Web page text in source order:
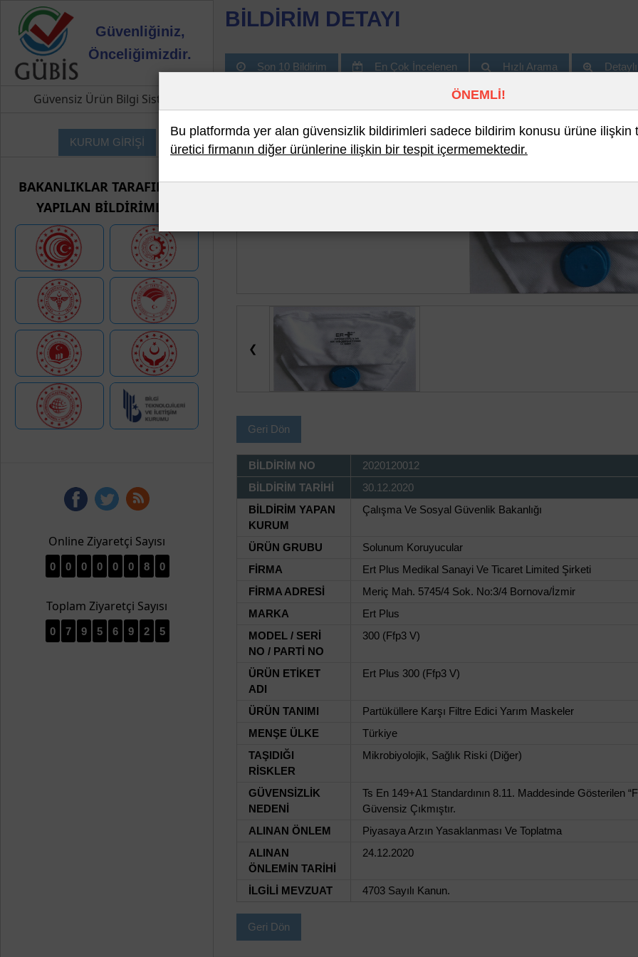
Güvenliğiniz,
Önceliğimizdir.
Güvensiz Ürün Bilgi Sistemi
KURUM GİRİŞİ
BAKANLIKLAR TARAFINDAN
YAPILAN BİLDİRİMLER
Online Ziyaretçi Sayısı
0 0 0 0 0 0 8 0
Toplam Ziyaretçi Sayısı
0 7 9 5 6 9 2 5
BİLDİRİM DETAYI
Son 10 Bildirim En Çok İncelenen Hızlı Arama
❮
Geri Dön
BİLDİRİM NO
2020120012
BİLDİRİM TARİHİ
30.12.2020
BİLDİRİM YAPAN
KURUM
Çalışma Ve Sosyal Güvenlik Bakanlığı
ÜRÜN GRUBU
Solunum Koruyucular
FİRMA
Ert Plus Medikal Sanayi Ve Ticaret Limited Şirketi
FİRMA ADRESİ
Meriç Mah. 5745/4 Sok. No:3/4 Bornova/İzmir
MARKA
Ert Plus
MODEL / SERİ
NO / PARTİ NO
300 (Ffp3 V)
ÜRÜN ETİKET
ADI
Ert Plus 300 (Ffp3 V)
ÜRÜN TANIMI
Partüküllere Karşı Filtre Edici Yarım Maskeler
MENŞE ÜLKE
Türkiye
TAŞIDIĞI
RİSKLER
Mikrobiyolojik, Sağlık Riski (Diğer)
GÜVENSİZLİK
NEDENİ
Ts En 149+A1 Standardının 8.11. Maddesinde Gösterilen
Güvensiz Çıkmıştır.
ALINAN ÖNLEM
Piyasaya Arzın Yasaklanması Ve Toplatma
ALINAN
ÖNLEMİN TARİHİ
24.12.2020
İLGİLİ MEVZUAT 4703 Sayılı Kanun.
Geri Dön
ÖNEMLİ!
Bu platformda yer alan güvensizlik bildirimleri sadece bildirim konusu ürüne ilişkin
üretici firmanın diğer ürünlerine ilişkin bir tespit içermemektedir.